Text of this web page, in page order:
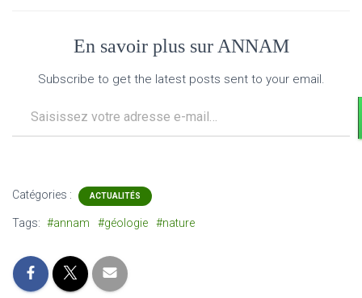
En savoir plus sur ANNAM
Subscribe to get the latest posts sent to your email.
Catégories : ACTUALITÉS
Tags: #annam #géologie #nature